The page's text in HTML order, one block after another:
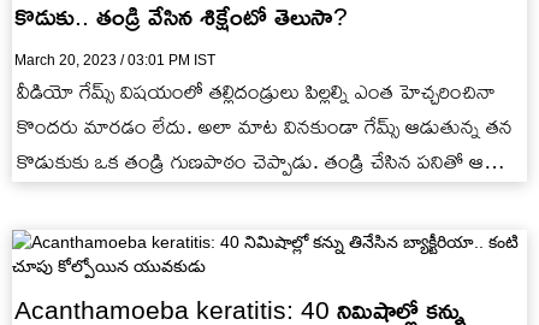
కొడుకు.. తండ్రి వేసిన శిక్షేంటో తెలుసా?
March 20, 2023 / 03:01 PM IST
వీడియో గేమ్స్ విషయంలో తల్లిదండ్రులు పిల్లల్ని ఎంత హెచ్చరించినా
కొందరు మారడం లేదు. అలా మాట వినకుండా గేమ్స్ ఆడుతున్న తన
కొడుకుకు ఒక తండ్రి గుణపాఠం చెప్పాడు. తండ్రి చేసిన పనితో ఆ…
Acanthamoeba keratitis: 40 నిమిషాల్లో కన్ను